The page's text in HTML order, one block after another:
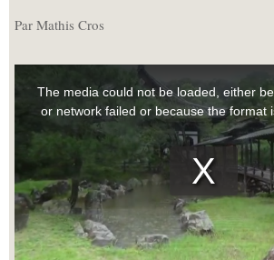
Par Mathis Cros